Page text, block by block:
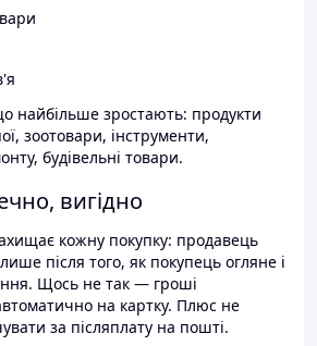
найбільше зростають: продукти
зоотовари, інструменти,
будівельні товари.
вигідно
кожну покупку: продавець
після того, як покупець огляне і
Щось не так — гроші
на картку. Плюс не
за післяплату на пошті.